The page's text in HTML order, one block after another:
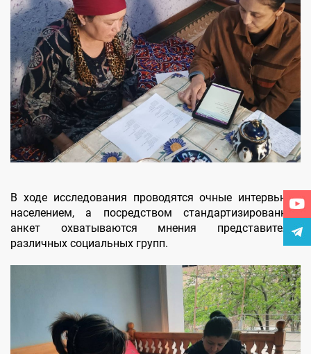
В ходе исследования проводятся очные интервью с
населением, а посредством стандартизированных
анкет охватываются мнения представителей
различных социальных групп.